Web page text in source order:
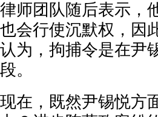
律师团队随后表示，
也会行使沉默权，因
认为，拘捕令是在尹
段。
现在，既然尹锡悦方